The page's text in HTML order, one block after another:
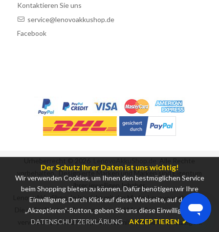
Kontaktieren Sie uns
service@lenovoakkushop.de
Facebook
vorbehalten. Designierte Marken und Marken sind Eigentum
ihrer jeweiligen Inhaber.
LenovoAkkuShop.de ist nicht mit der Marke Lenovo verbunden.
Die aufgeführten Markennamen und Modellnamen werden nur
verwendet, um die Kompatibilität mit dem Gerät anzuzeigen.
Der Schutz Ihrer Daten ist uns wichtig!
Wir verwenden Cookies, um Ihnen den bestmöglichen Service
beim Shopping bieten zu können. Dafür benötigen wir Ihre
Einwilligung. Durch Klick auf diese Webseite, auf den
„Akzeptieren“-Button, geben Sie uns diese Einwilligung.
DATENSCHUTZERKLÄRUNG
AKZEPTIEREN ✔